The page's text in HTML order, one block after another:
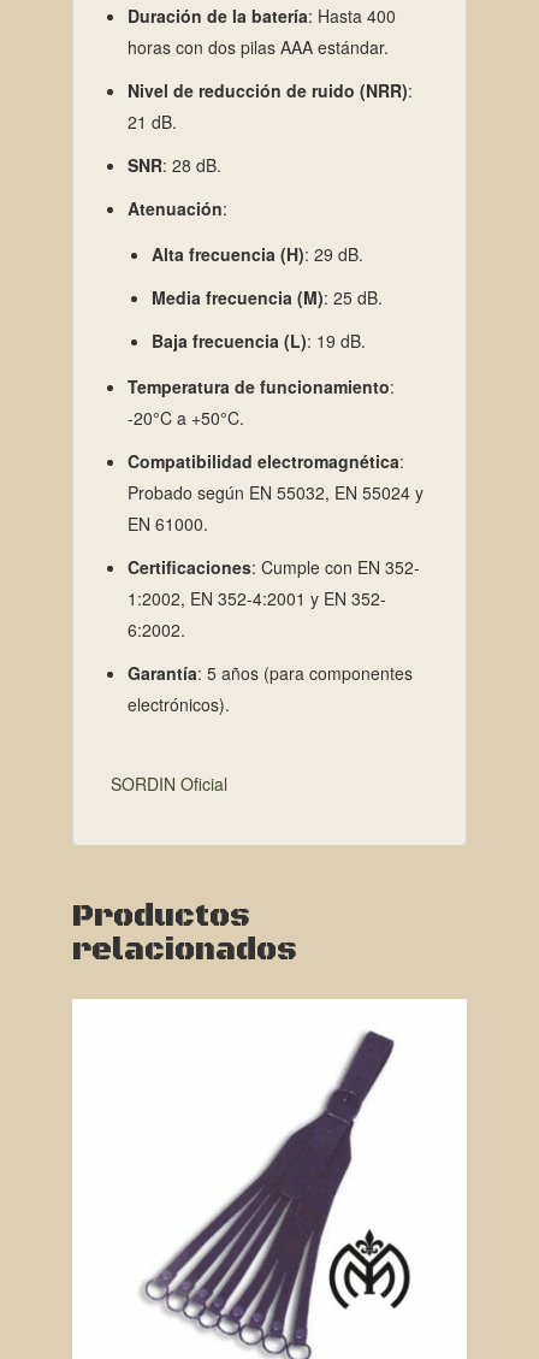
Duración de la batería: Hasta 400
horas con dos pilas AAA estándar.
Nivel de reducción de ruido (NRR):
21 dB.
SNR: 28 dB.
Atenuación:
Alta frecuencia (H): 29 dB.
Media frecuencia (M): 25 dB.
Baja frecuencia (L): 19 dB.
Temperatura de funcionamiento:
-20°C a +50°C.
Compatibilidad electromagnética:
Probado según EN 55032, EN 55024 y
EN 61000.
Certificaciones: Cumple con EN 352-
1:2002, EN 352-4:2001 y EN 352-
6:2002.
Garantía: 5 años (para componentes
electrónicos).
SORDIN Oficial
Productos
relacionados